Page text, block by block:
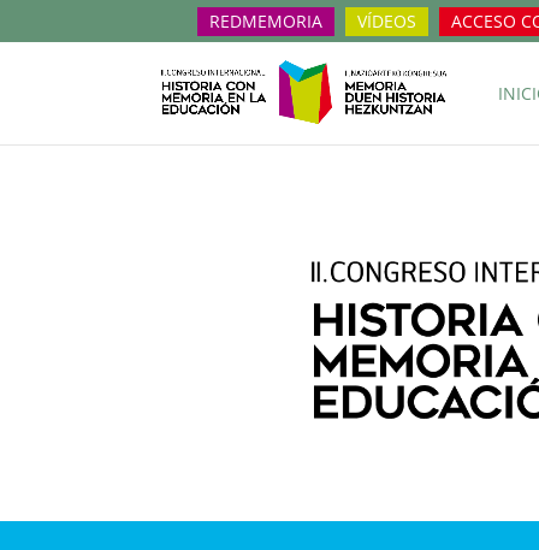
REDMEMORIA VÍDEOS ACCESO